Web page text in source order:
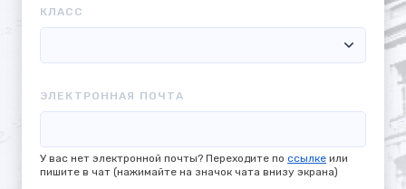
КЛАСС
ЭЛЕКТРОННАЯ ПОЧТА
У вас нет электронной почты? Переходите по ссылке или
пишите в чат (нажимайте на значок чата внизу экрана)